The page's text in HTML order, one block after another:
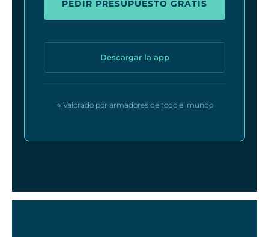
PEDIR PRESUPUESTO GRATIS
Descargar la app
⭐ Valorado por armadores de todo el mundo